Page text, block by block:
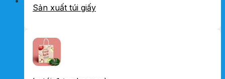
Sản xuất túi giấy